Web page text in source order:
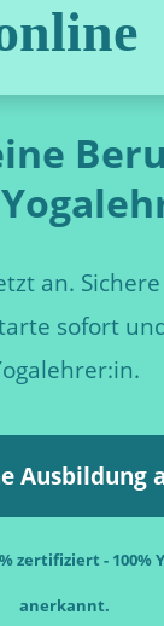
an.
sofort
Ausbildung
zertifiziert - 100%
anerkannt.